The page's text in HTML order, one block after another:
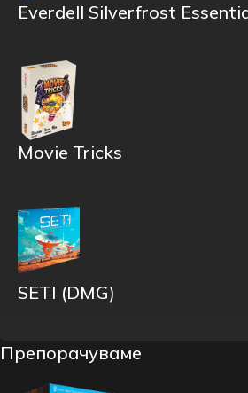
Everdell Silverfrost
Movie Tricks
SETI (DMG)
Препорачуваме